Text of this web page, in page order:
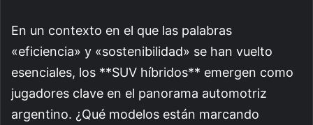
En un contexto en el que las palabras
«eficiencia» y «sostenibilidad» se han vuelto
esenciales, los **SUV híbridos** emergen como
jugadores clave en el panorama automotriz
argentino. ¿Qué modelos están marcando